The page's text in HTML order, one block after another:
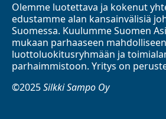
Olemme luotettava ja kokenut
edustamme alan kansainvälisiä
Suomessa. Kuulumme Suomen
mukaan parhaaseen mahdolliseen
luottoluokitusryhmään ja
parhaimmistoon. Yritys on
©2025Silkki Sampo Oy